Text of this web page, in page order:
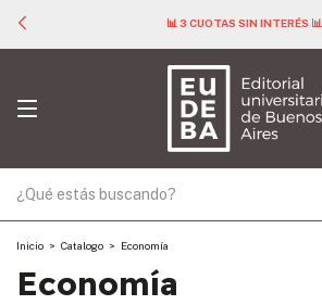
📊 3 CUOTAS SIN INTERÉS 📊
Inicio > Catalogo > Economía
Economía